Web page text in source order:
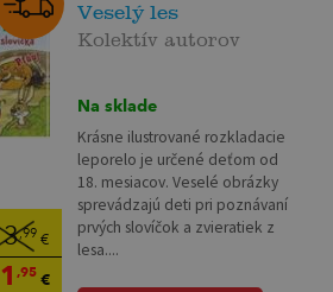
3,99 €
1 ,95€
Veselý les
Kolektív autorov
Na sklade
Krásne ilustrované rozkladacie
leporelo je určené deťom od
18. mesiacov. Veselé obrázky
sprevádzajú deti pri poznávaní
prvých slovíčok a zvieratiek z
lesa....